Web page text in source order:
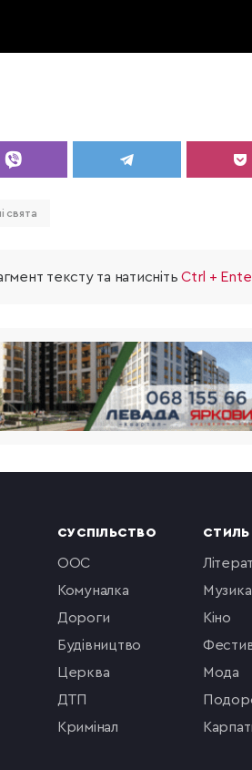
свята
тексту та натиснітьCtrl +
СУСПІЛЬСТВО
ООС
комуналка
Дороги
будівництво
церква
ДТП
кримінал
музика
кіно
мода